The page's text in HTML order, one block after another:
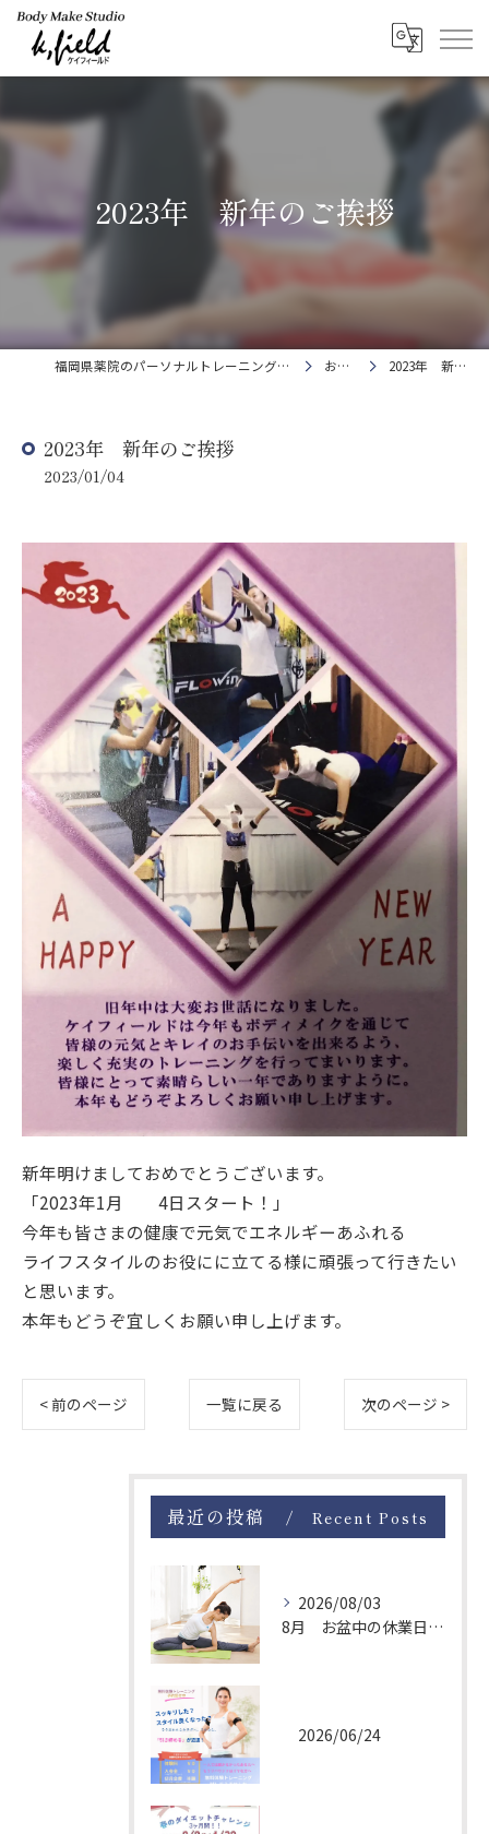
2023年 新年のご挨拶
福岡県薬院のパーソナルトレーニングならBody Make Studio k.field お知らせ 2023年 新年のご挨拶
2023年 新年のご挨拶
2023/01/04
新年明けましておめでとうございます。
「2023年1月 4日スタート！」
今年も皆さまの健康で元気でエネルギーあふれる
ライフスタイルのお役にに立てる様に頑張って行きたい
と思います。
本年もどうぞ宜しくお願い申し上げます。
< 前のページ 一覧に戻る 次のページ >
最近の投稿 Recent Posts
2026/08/03
8月 お盆中の休業日について
2026/06/24
お問い合わせはこちら